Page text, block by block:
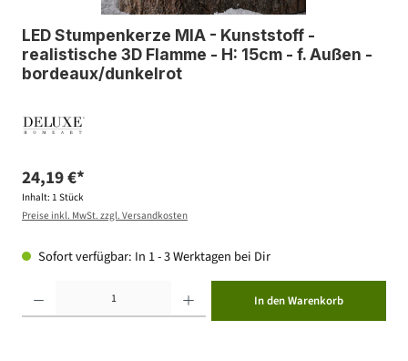
LED Stumpenkerze MIA - Kunststoff -
realistische 3D Flamme - H: 15cm - f. Außen -
bordeaux/dunkelrot
24,19 €*
Inhalt: 1 Stück
Preise inkl. MwSt. zzgl. Versandkosten
Sofort verfügbar: In 1 - 3 Werktagen bei Dir
In den Warenkorb